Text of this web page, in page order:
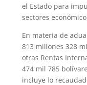
el Estado para
sectores
En materia de
813 millones 328
otras Rentas
474 mil 785
incluye lo